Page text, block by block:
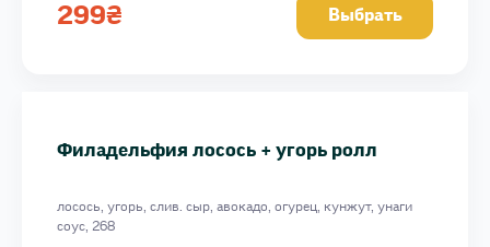
299₴ Выбрать
Филадельфия лосось + угорь ролл
лосось, угорь, слив. сыр, авокадо, огурец, кунжут, унаги
соус, 268